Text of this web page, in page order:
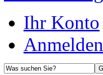
Ihr Konto
Anmelden